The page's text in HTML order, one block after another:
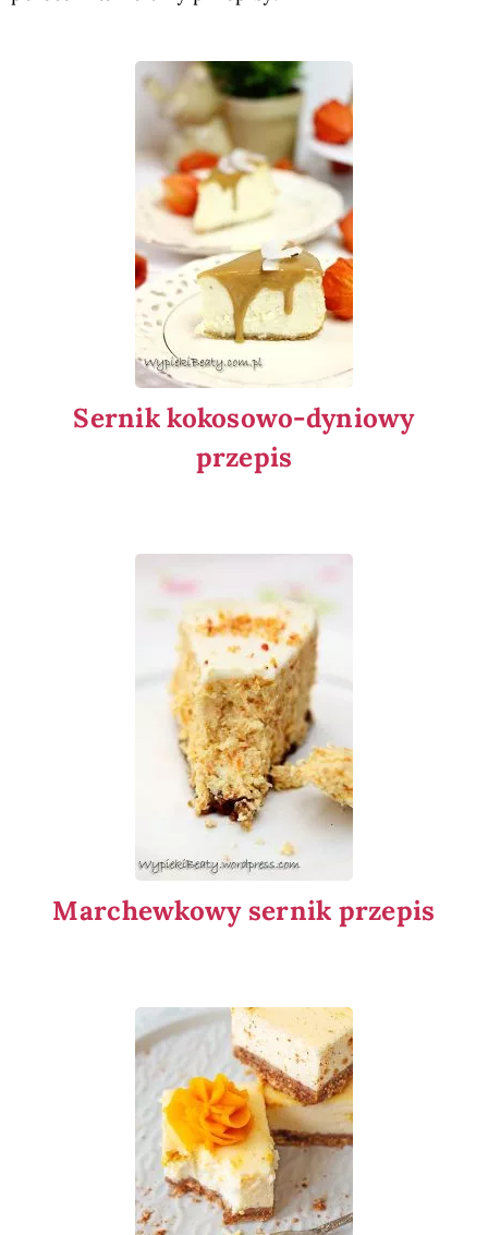
Sernik kokosowo-dyniowy
przepis
Marchewkowy sernik przepis